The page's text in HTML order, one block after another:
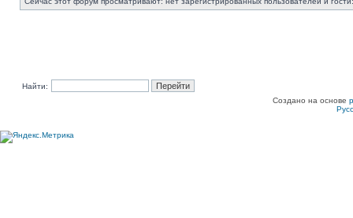
Найти:
Создано на основе